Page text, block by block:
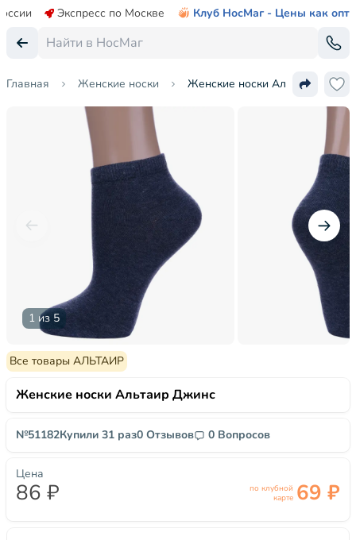
Экспресс по Москве Клуб НосМаг - Цены как опт
Главная Женские носки Женские носки Альтаир
1 из 5
Все товары АЛЬТАИР
Женские носки Альтаир Джинс
№51182Купили 31 раз0 Отзывов 0 Вопросов
Цена
86 ₽
по клубной
карте 69 ₽